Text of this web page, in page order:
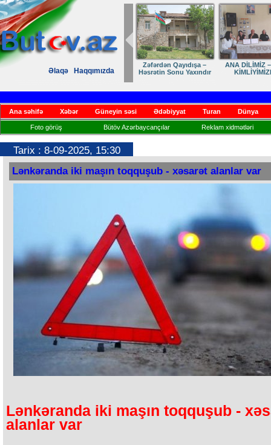
Əlaqə Haqqımızda
Zəfərdən Qayıdışa –
Həsrətin Sonu Yaxındır
ANA DİLİMİZ
Ana səhifə Xəbər Güneyin səsi Ədəbiyyat Turan Dünya
Foto görüş Bütöv Azərbaycançılar Reklam xidmətləri
Tarix : 8-09-2025, 15:30
Lənkəranda iki maşın toqquşub - xəsarət alanlar var
Lənkəranda iki maşın toqquşub -
alanlar var